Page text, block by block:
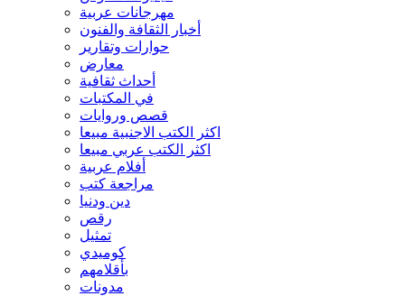
مهرجانات عربية
أخبار الثقافة والفنون
حوارات وتقارير
معارض
أحداث ثقافية
في المكتبات
قصص وروايات
اكثر الكتب الاجنبية مبيعا
اكثر الكتب عربي مبيعا
أفلام عربية
مراجعة كتب
دين ودنيا
رقص
تمثيل
كوميدي
بأقلامهم
مدونات